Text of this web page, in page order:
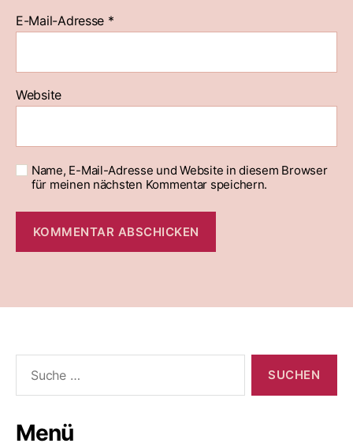
E-Mail-Adresse *
Website
Name, E-Mail-Adresse und Website in diesem Browser
für meinen nächsten Kommentar speichern.
nach:
Menü